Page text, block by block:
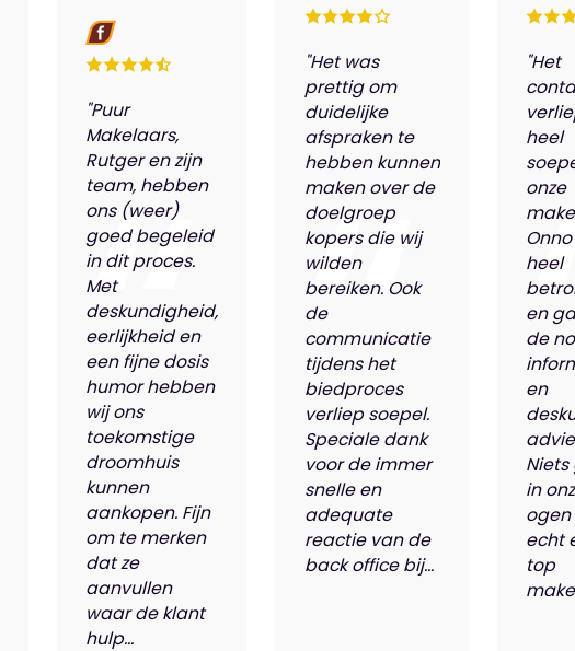
"Puur
Makelaars,
Rutger en zijn
team, hebben
ons (weer)
goed begeleid
in dit proces.
Met
deskundigheid,
eerlijkheid en
een fijne dosis
humor hebben
wij ons
toekomstige
droomhuis
kunnen
aankopen. Fijn
om te merken
dat ze
aanvullen
waar de klant
hulp...
"Het was
prettig om
duidelijke
afspraken te
hebben kunnen
maken over de
doelgroep
kopers die wij
wilden
bereiken. Ook
de
communicatie
tijdens het
biedproces
verliep soepel.
Speciale dank
voor de immer
snelle en
adequate
reactie van de
back office bij...
"Het
heel
onze
heel
en
de
en
in
ogen
echt
top